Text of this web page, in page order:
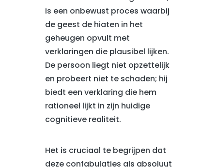
is een onbewust proces waarbij
de geest de hiaten in het
geheugen opvult met
verklaringen die plausibel lijken.
De persoon liegt niet opzettelijk
en probeert niet te schaden; hij
biedt een verklaring die hem
rationeel lijkt in zijn huidige
cognitieve realiteit.
Het is cruciaal te begrijpen dat
deze confabulaties als absoluut